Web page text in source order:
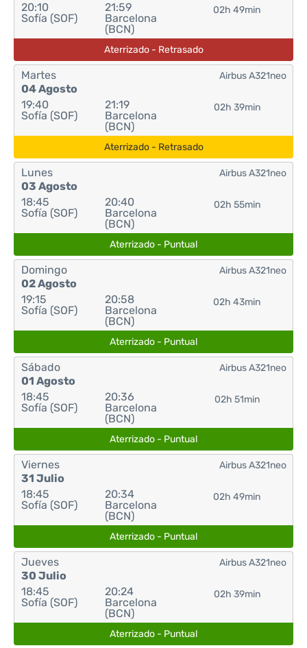
20:10
Sofía (SOF)
21:59
Barcelona
(BCN)
02h 49min
Aterrizado - Retrasado
Martes
04 Agosto
19:40
Sofía (SOF)
21:19
Barcelona
(BCN)
02h 39min
Airbus A321neo
Aterrizado - Retrasado
Lunes
03 Agosto
18:45
Sofía (SOF)
20:40
Barcelona
(BCN)
02h 55min
Airbus A321neo
Aterrizado - Puntual
Domingo
02 Agosto
19:15
Sofía (SOF)
20:58
Barcelona
(BCN)
02h 43min
Airbus A321neo
Aterrizado - Puntual
Sábado
01 Agosto
18:45
Sofía (SOF)
20:36
Barcelona
(BCN)
02h 51min
Airbus A321neo
Aterrizado - Puntual
Viernes
31 Julio
18:45
Sofía (SOF)
20:34
Barcelona
(BCN)
02h 49min
Airbus A321neo
Aterrizado - Puntual
Jueves
30 Julio
18:45
Sofía (SOF)
20:24
Barcelona
(BCN)
02h 39min
Airbus A321neo
Aterrizado - Puntual